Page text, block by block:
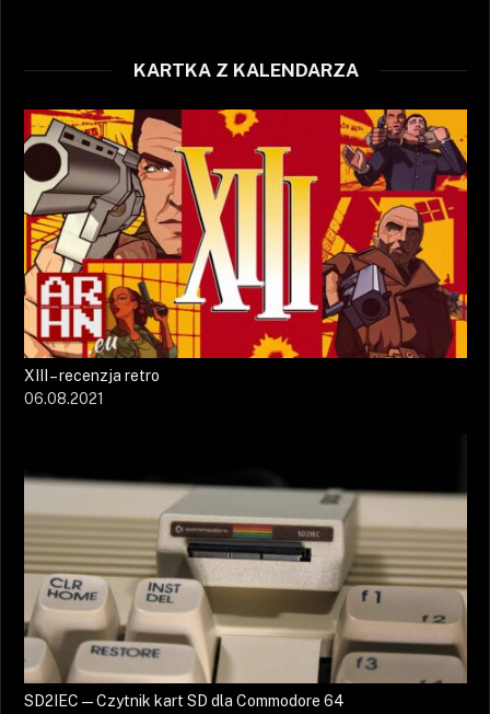
KARTKA Z KALENDARZA
XIII – recenzja retro
06.08.2021
SD2IEC — Czytnik kart SD dla Commodore 64